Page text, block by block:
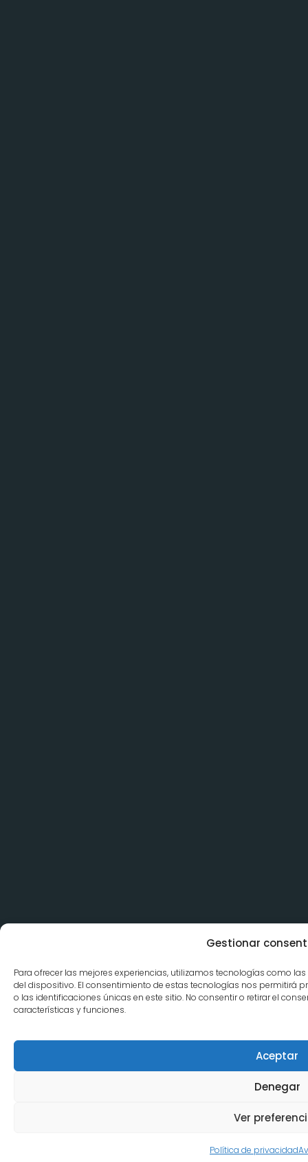
Gestionar
Para ofrecer las mejores experiencias, utilizamos tecnologías como
del dispositivo. El consentimiento de estas tecnologías nos permitirá
o las identificaciones únicas en este sitio. No consentir o retirar el
características y funciones.
Aceptar
Denegar
Ver
Política de privacidad